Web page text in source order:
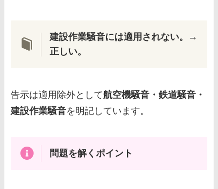
建設作業騒音には適用されない。
→
正しい。
告示は適用除外として航空機騒音・鉄道騒音・
建設作業騒音を明記しています。
問題を解くポイント